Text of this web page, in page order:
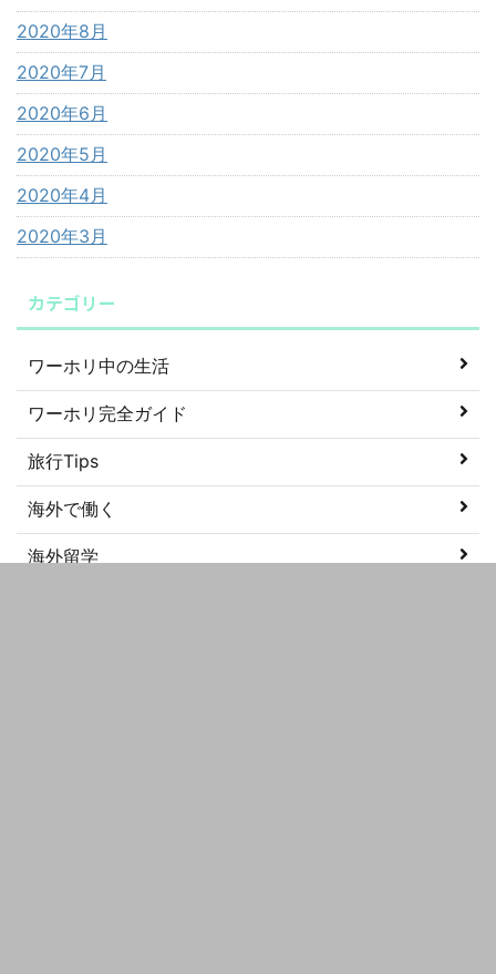
2020年8月
2020年7月
2020年6月
2020年5月
2020年4月
2020年3月
カテゴリー
ワーホリ中の生活
ワーホリ完全ガイド
旅行Tips
海外で働く
海外留学